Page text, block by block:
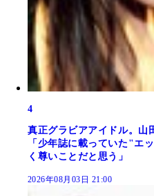
4
真正グラビアアイドル。山
「少年誌に載っていた"エ
く尊いことだと思う」
2026年08月03日 21:00